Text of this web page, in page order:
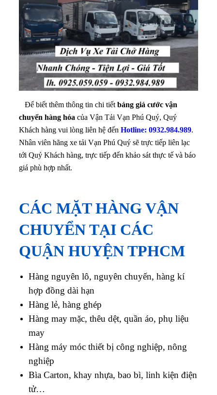
Để biết thêm thông tin chi tiết bảng giá cước vận
chuyển hàng hóa của Vận Tải Vạn Phú Quý, Quý
Khách hàng vui lòng liên hệ đến Hotline: 0932.984.989.
Nhân viên hãng xe tải Vạn Phú Quý sẽ trực tiếp liên lạc
tới Quý Khách hàng, trực tiếp đến khảo sát thực tế và báo
giá phù hợp nhất.
CÁC MẶT HÀNG VẬN
CHUYỂN TẠI CÁC
QUẬN HUYỆN TPHCM
Hàng nguyên lô, nguyên chuyến, hàng kí
hợp đồng dài hạn
Hàng lẻ, hàng ghép
Hàng may mặc, thêu dệt, quần áo, phụ liệu
may
Hàng máy móc thiết bị công nghiệp, nông
nghiệp
Bìa Carton, khay nhựa, bao bì, linh kiện điện
tử…